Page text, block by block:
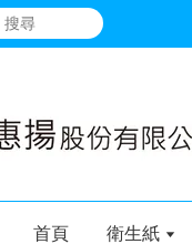
搜尋
首頁 衛生紙